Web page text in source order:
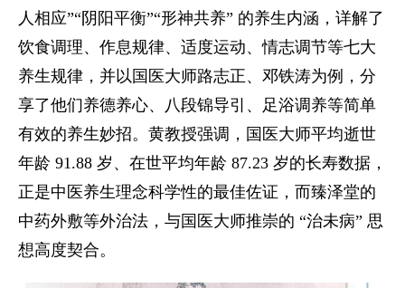
人相应”“阴阳平衡”“形神共养” 的养生内涵，详解了
饮食调理、作息规律、适度运动、情志调节等七大
养生规律，并以国医大师路志正、邓铁涛为例，分
享了他们养德养心、八段锦导引、足浴调养等简单
有效的养生妙招。黄教授强调，国医大师平均逝世
年龄 91.88 岁、在世平均年龄 87.23 岁的长寿数据，
正是中医养生理念科学性的最佳佐证，而臻泽堂的
中药外敷等外治法，与国医大师推崇的 “治未病” 思
想高度契合。